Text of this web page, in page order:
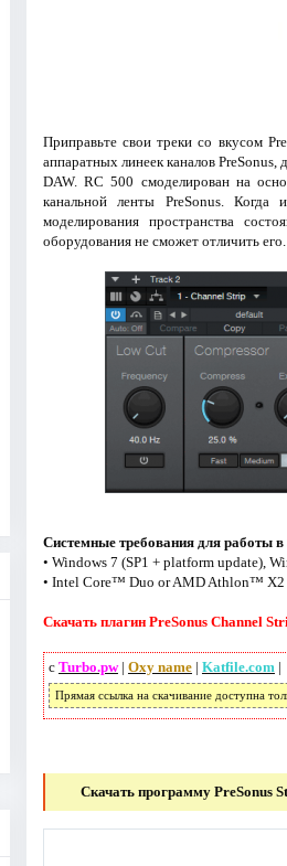
Приправьте свои треки со вкусом
аппаратных линеек каналов
DAW. RC 500 смоделирован на
канальной ленты PreSonus. Когда
моделирования пространства
оборудования не сможет отличить его.
Системные требования для работы в
• Windows 7 (SP1 + platform update),
• Intel Core™ Duo or AMD Athlon™ X2
Скачать плагин PreSonus Channel
с Turbo.pw| Oxy name| Katfile.com |
Прямая ссылка на скачивание доступна
Скачать программу PreSonus